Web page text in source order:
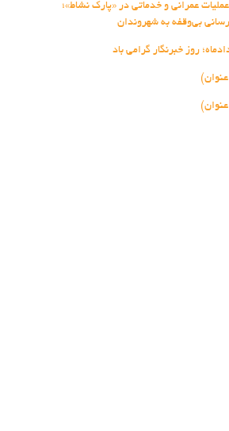
عمرانی و خدماتی در «پارک نشاط»؛
بی‌وقفه به شهروندان